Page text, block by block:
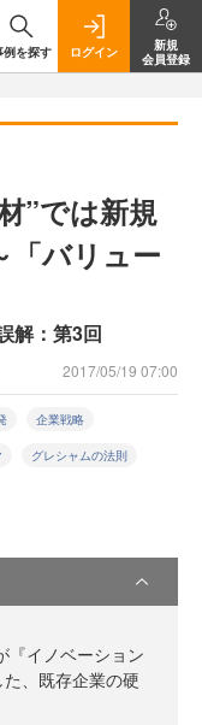
例を探す ログイン
新規
会員登録
”では新規
「バリュー
解：第3回
2017/05/19 07:00
企業戦略
グレシャムの法則
『イノベーション
、既存企業の硬